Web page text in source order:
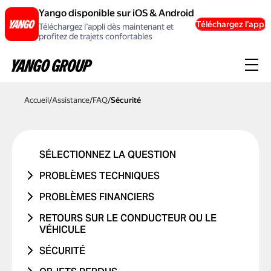
Yango disponible sur iOS & Android
Téléchargez l’appli dès maintenant et
profitez de trajets confortables
Téléchargez l’appli
Accueil/Assistance/FAQ/Sécurité
SÉLECTIONNEZ LA QUESTION
PROBLÈMES TECHNIQUES
CONNEXION
PROBLÈME AVEC UN CODE
PROMOTIONNEL
PROBLÈMES DE CARTE BANCAIRE
PROBLÈMES FINANCIERS
J'AI ÉTÉ DÉBITÉ DEUX FOIS
LE PRIX A CHANGÉ
RETOURS SUR LE CONDUCTEUR OU LE
VÉHICULE
SÉCURITÉ